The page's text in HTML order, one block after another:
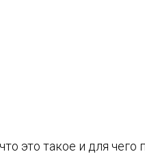
это такое и для